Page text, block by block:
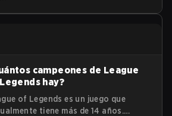
campeones de League
hay?
of Legends es un juego que
tiene más de 14 años.